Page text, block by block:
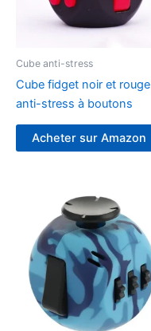
Cube anti-stress
Cube fidget noir et rouge
anti-stress à boutons
Acheter sur Amazon